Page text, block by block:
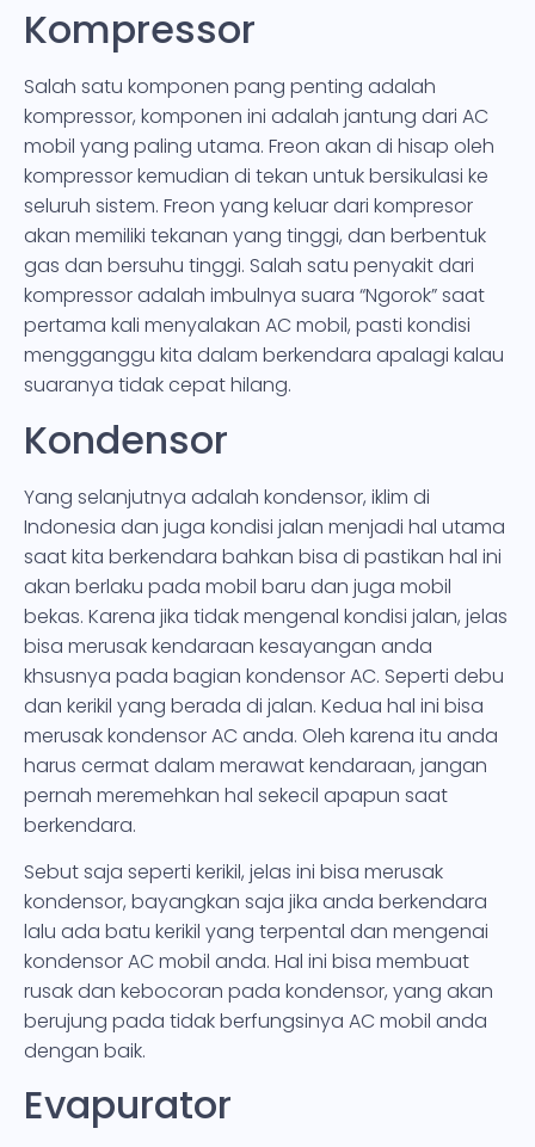
Kompressor
Salah satu komponen pang penting adalah
kompressor, komponen ini adalah jantung dari AC
mobil yang paling utama. Freon akan di hisap oleh
kompressor kemudian di tekan untuk bersikulasi ke
seluruh sistem. Freon yang keluar dari kompresor
akan memiliki tekanan yang tinggi, dan berbentuk
gas dan bersuhu tinggi. Salah satu penyakit dari
kompressor adalah imbulnya suara “Ngorok” saat
pertama kali menyalakan AC mobil, pasti kondisi
mengganggu kita dalam berkendara apalagi kalau
suaranya tidak cepat hilang.
Kondensor
Yang selanjutnya adalah kondensor, iklim di
Indonesia dan juga kondisi jalan menjadi hal utama
saat kita berkendara bahkan bisa di pastikan hal ini
akan berlaku pada mobil baru dan juga mobil
bekas. Karena jika tidak mengenal kondisi jalan, jelas
bisa merusak kendaraan kesayangan anda
khsusnya pada bagian kondensor AC. Seperti debu
dan kerikil yang berada di jalan. Kedua hal ini bisa
merusak kondensor AC anda. Oleh karena itu anda
harus cermat dalam merawat kendaraan, jangan
pernah meremehkan hal sekecil apapun saat
berkendara.
Sebut saja seperti kerikil, jelas ini bisa merusak
kondensor, bayangkan saja jika anda berkendara
lalu ada batu kerikil yang terpental dan mengenai
kondensor AC mobil anda. Hal ini bisa membuat
rusak dan kebocoran pada kondensor, yang akan
berujung pada tidak berfungsinya AC mobil anda
dengan baik.
Evapurator